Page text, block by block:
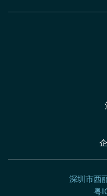
深圳市西
粤